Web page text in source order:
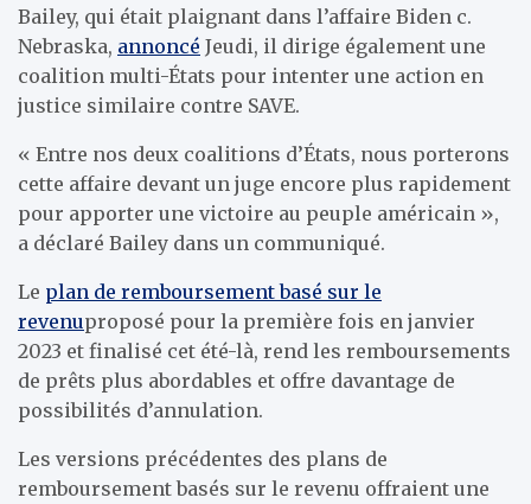
Bailey, qui était plaignant dans l’affaire Biden c.
Nebraska, annoncé Jeudi, il dirige également une
coalition multi-États pour intenter une action en
justice similaire contre SAVE.
« Entre nos deux coalitions d’États, nous porterons
cette affaire devant un juge encore plus rapidement
pour apporter une victoire au peuple américain »,
a déclaré Bailey dans un communiqué.
Le plan de remboursement basé sur le
revenuproposé pour la première fois en janvier
2023 et finalisé cet été-là, rend les remboursements
de prêts plus abordables et offre davantage de
possibilités d’annulation.
Les versions précédentes des plans de
remboursement basés sur le revenu offraient une